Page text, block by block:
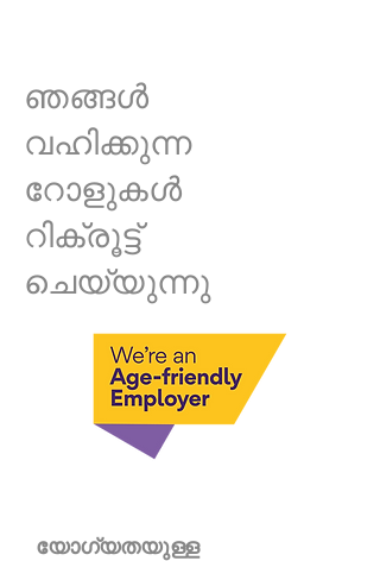
ഞങ്ങൾ
വഹിക്കുന്ന
റോളുകൾ
റിക്രൂട്ട്
ചെയ്യുന്നു
യോഗ്യതയുള്ള